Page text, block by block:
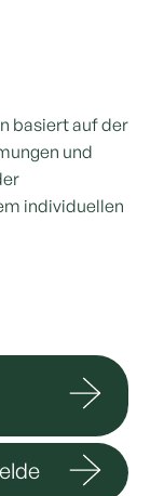
basiert auf der
und
individuellen